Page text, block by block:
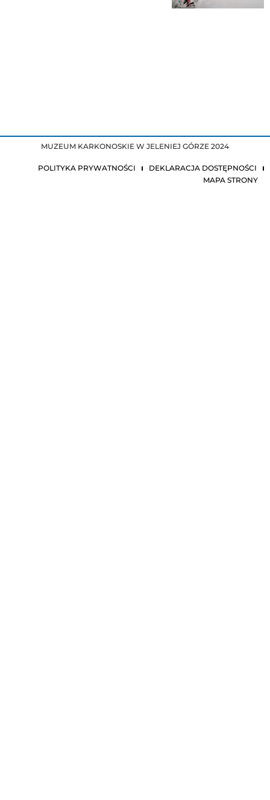
MUZEUM KARKONOSKIE W JELENIEJ GÓRZE 2024
POLITYKA PRYWATNOŚCI
DEKLARACJA DOSTĘPNOŚCI
MAPA STRONY